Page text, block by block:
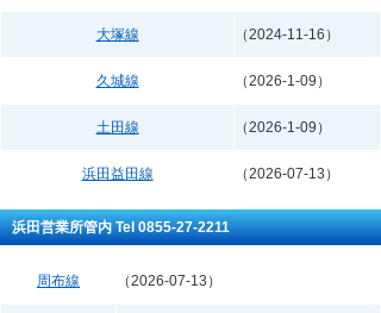
大塚線 （2024-11-16）
久城線 （2026-1-09）
土田線 （2026-1-09）
浜田益田線 （2026-07-13）
浜田営業所管内 Tel 0855-27-2211
周布線 （2026-07-13）